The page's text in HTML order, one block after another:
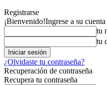
Registrarse
¡Bienvenido!Ingrese a su cuenta
tu
tu
¿Olvidaste tu contraseña?
Recuperación de contraseña
Recupera tu contraseña